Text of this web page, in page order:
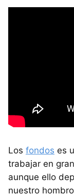
Los fondos es
trabajar en
aunque ello
nuestro